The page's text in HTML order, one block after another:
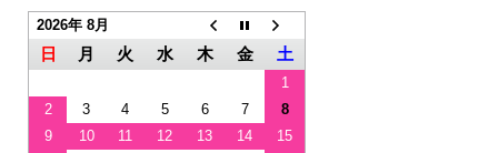
2026年 8月
日 月 火 水 木 金 土
1
2
3 4 5 6 7
8
9
10 11 12 13 14
15